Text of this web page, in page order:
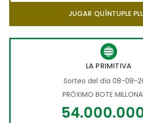
JUGAR QUÍNTUPLE
LA PRIMITIVA
Sorteo del día 08-08-
PRÓXIMO BOTE